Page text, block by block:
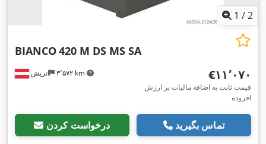
1 /2
اتریش ۳٬۵۷۲ km
BIANCO420 M DS MS SA
‎€۱۱٬۰۷۰
قیمت ثابت به اضافه مالیات بر ارزش
افزوده
درخواست کردن تماس بگیرید